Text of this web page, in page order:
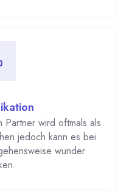
Partner wird oftmals als
jedoch kann es bei
wunder